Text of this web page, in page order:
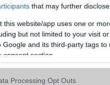
that may further
this website/app uses one or
but not limited to your visit
Google and its third-party tags
consent section.
Processing Opt Outs